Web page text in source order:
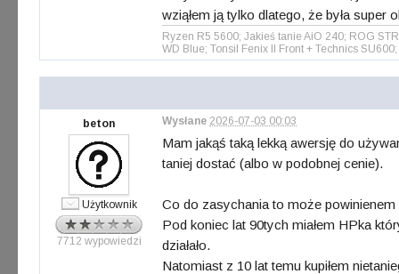
wziąłem ją tylko dlatego, że była
Ryzen R5 5600; Jakieś tanie AiO 240; ROG
WD Blue; Tonsil Fenix II Front + Technics
beton
Użytkownik
7712 wypowiedzi
Wysłane 2026-07-03 00:03
Mam jakąś taką lekką awersję do
taniej dostać (albo w podobnej cenie).
Co do zasychania to może
Pod koniec lat 90tych miałem HPka
działało.
Natomiast z 10 lat temu kupiłem